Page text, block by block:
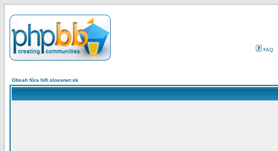
FAQ
Obsah fóra hifi.slovanet.sk